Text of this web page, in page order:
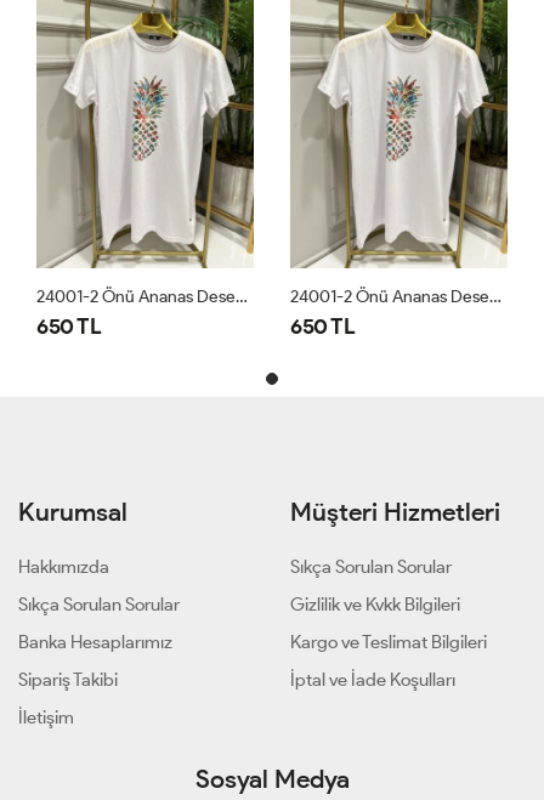
24001-2 Önü Ananas Desen Bluz Beyaz
650 TL
24001-2 Önü Ananas Desen Bluz Beyaz
650 TL
Kurumsal
Hakkımızda
Sıkça Sorulan Sorular
Banka Hesaplarımız
Sipariş Takibi
İletişim
Müşteri Hizmetleri
Sıkça Sorulan Sorular
Gizlilik ve Kvkk Bilgileri
Kargo ve Teslimat Bilgileri
İptal ve İade Koşulları
Sosyal Medya